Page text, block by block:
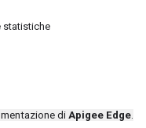
statistiche
di Apigee Edge.